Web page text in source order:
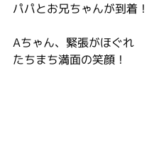
パパとお兄ちゃんが到着！
Aちゃん、緊張がほぐれ
たちまち満面の笑顔！